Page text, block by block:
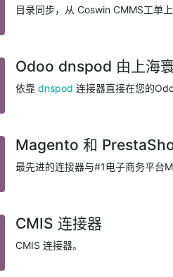
目录同步，从 Coswin CMMS工单
Odoo dnspod 由上海
依靠 dnspod 连接器直接在您的
Magento 和
最先进的连接器与#1电子商务平台
CMIS 连接器
CMIS 连接器。